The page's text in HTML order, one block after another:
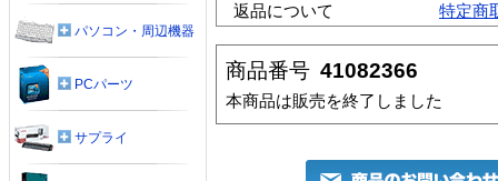
返品について
特定商
商品番号 41082366
本商品は販売を終了しました
パソコン・周辺機器
PCパーツ
サプライ